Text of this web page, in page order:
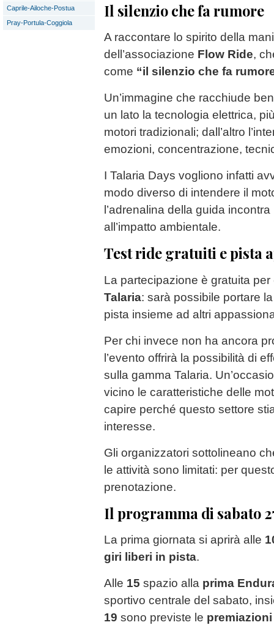
Caprile-Ailoche-Postua
Pray-Portula-Coggiola
Il silenzio che fa rumore
A raccontare lo spirito della
dell’associazione Flow Ride,
come “il silenzio che fa
Un’immagine che racchiude
un lato la tecnologia elettrica,
motori tradizionali; dall’altro
emozioni, concentrazione,
I Talaria Days vogliono infatti
modo diverso di intendere il
l’adrenalina della guida
all’impatto ambientale.
Test ride gratuiti e pista
La partecipazione è gratuita
Talaria: sarà possibile portare
pista insieme ad altri
Per chi invece non ha ancora
l’evento offrirà la possibilità di
sulla gamma Talaria.
vicino le caratteristiche delle
capire perché questo settore
interesse.
Gli organizzatori sottolineano
le attività sono limitati: per
prenotazione.
Il programma di sabato
La prima giornata si aprirà alle
giri liberi in pista.
Alle 15 spazio alla prima
sportivo centrale del sabato,
19 sono previste le premiazioni